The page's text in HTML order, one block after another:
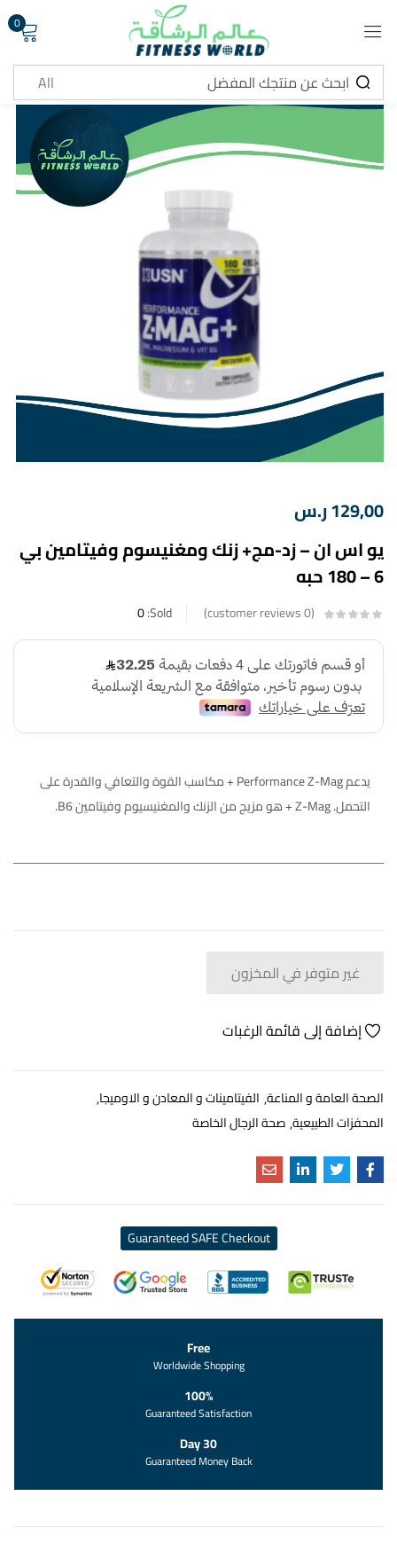
0
129,00ر.س
يو اس ان – زد-مج+ زنك ومغنيسوم وفيتامين بي
6 – 180 حبه
0
Sold:
0
يدعم Performance Z-Mag + مكاسب القوة والتعافي والقدرة على
التحمل. Z-Mag + هو مزيج من الزنك والمغنيسيوم وفيتامين B6.
غير متوفر في المخزون
إضافة إلى قائمة الرغبات
الصحة العامة و المناعة الفيتامينات و المعادن و الاوميجا
المحفزات الطبيعية صحة الرجال الخاصة
Guaranteed SAFE Checkout
Free
Worldwide Shopping
100%
Guaranteed Satisfaction
30 Day
Guaranteed Money Back
تسجيل دخول
هل نسيت كلمة المرور ؟
تسجيل دخول
انشاء حساب